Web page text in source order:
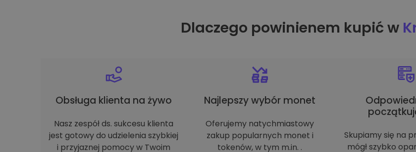
Dlaczego powinienem kupić w
Obsługa klienta na żywo
Nasz zespół ds. sukcesu klienta
jest gotowy do udzielenia szybkiej
i przyjaznej pomocy w Twoim
Najlepszy wybór monet
Oferujemy natychmiastowy
zakup popularnych monet i
tokenów, w tym m.in. .
Skupiamy się na
mógł szybko